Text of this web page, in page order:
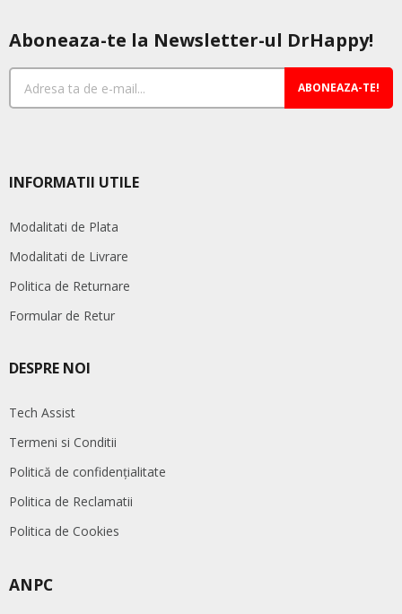
Aboneaza-te la Newsletter-ul DrHappy!
ABONEAZA-TE!
INFORMATII UTILE
Modalitati de Plata
Modalitati de Livrare
Politica de Returnare
Formular de Retur
DESPRE NOI
Tech Assist
Termeni si Conditii
Politică de confidențialitate
Politica de Reclamatii
Politica de Cookies
ANPC